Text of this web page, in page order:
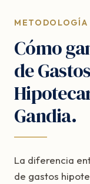
METODOLOGÍA
Cómo
de Gastos
Gandia.
La diferencia
de gastos